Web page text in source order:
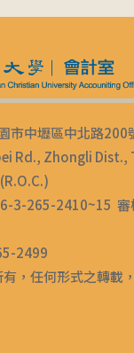
市中壢區中北路200
Rd., Zhongli Dist.,
3-265-2410~15
2499
，任何形式之轉載